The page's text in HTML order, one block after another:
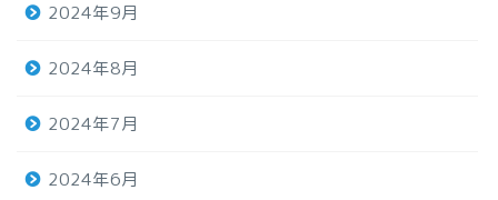
2024年9月
2024年8月
2024年7月
2024年6月